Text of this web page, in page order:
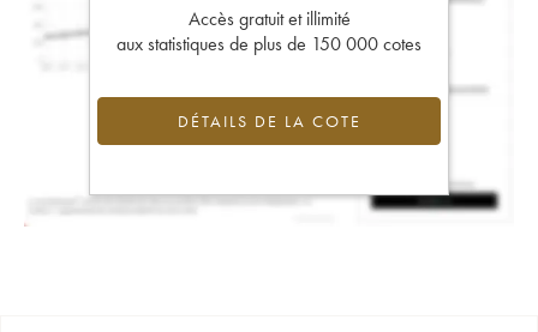
Accès gratuit et illimité
aux statistiques de plus de 150 000 cotes
DÉTAILS DE LA COTE